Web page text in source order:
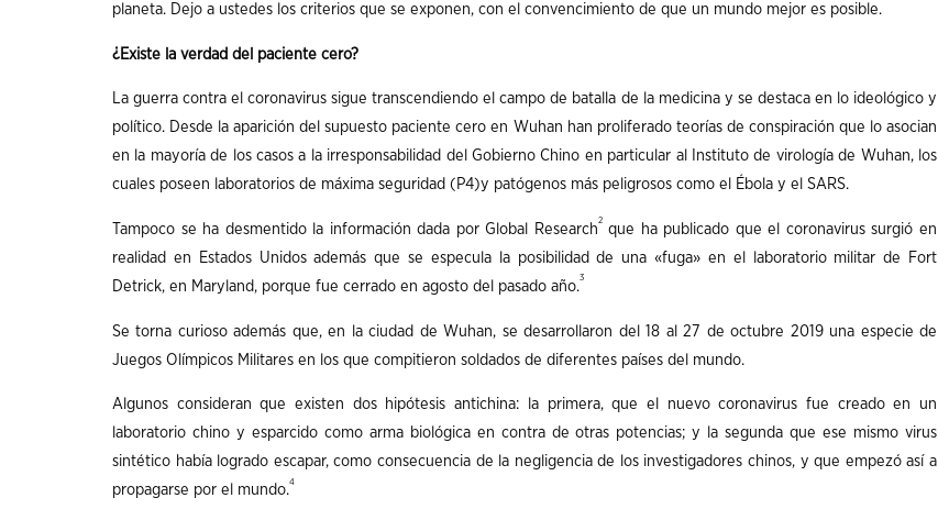
planeta. Dejo a ustedes los criterios que se exponen, con el convencimiento de que un mundo mejor es posible.
¿Existe la verdad del paciente cero?
La guerra contra el coronavirus sigue transcendiendo el campo de batalla de la medicina y se destaca en lo ideológico y
político. Desde la aparición del supuesto paciente cero en Wuhan han proliferado teorías de conspiración que lo asocian
en la mayoría de los casos a la irresponsabilidad del Gobierno Chino en particular al Instituto de virología de Wuhan, los
cuales poseen laboratorios de máxima seguridad (P4)y patógenos más peligrosos como el Ébola y el SARS.
Tampoco se ha desmentido la información dada por Global Research
2
que ha publicado que el coronavirus surgió en
realidad en Estados Unidos además que se especula la posibilidad de una «fuga» en el laboratorio militar de Fort
Detrick, en Maryland, porque fue cerrado en agosto del pasado año.
3
Se torna curioso además que, en la ciudad de Wuhan, se desarrollaron del 18 al 27 de octubre 2019 una especie de
Juegos Olímpicos Militares en los que compitieron soldados de diferentes países del mundo.
Algunos consideran que existen dos hipótesis antichina: la primera, que el nuevo coronavirus fue creado en un
laboratorio chino y esparcido como arma biológica en contra de otras potencias; y la segunda que ese mismo virus
sintético había logrado escapar, como consecuencia de la negligencia de los investigadores chinos, y que empezó así a
propagarse por el mundo.
4